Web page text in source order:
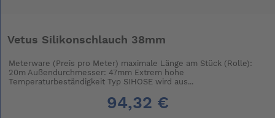
Vetus Silikonschlauch 38mm
Meterware (Preis pro Meter) maximale Länge am Stück (Rolle):
20m Außendurchmesser: 47mm Extrem hohe
Temperaturbeständigkeit Typ SIHOSE wird aus...
94,32 €